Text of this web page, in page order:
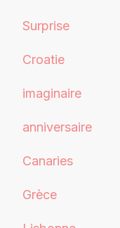
Surprise
Croatie
imaginaire
anniversaire
Canaries
Grèce